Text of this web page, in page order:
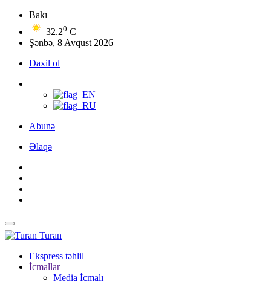
Bakı
32.20 C
Şənbə, 8 Avqust 2026
Daxil ol
Abunə
Əlaqə
Turan
Ekspress təhlil
İcmallar
Media İcmalı